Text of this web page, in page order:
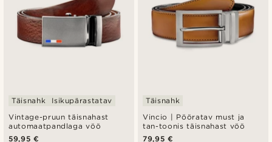
Vintage-pruun täisnahast
automaatpandlaga vöö
Täisnahk Isikupärastatav
59,95 €
Vincio | Pööratav must ja
tan-toonis täisnahast vöö
Täisnahk
79,95 €